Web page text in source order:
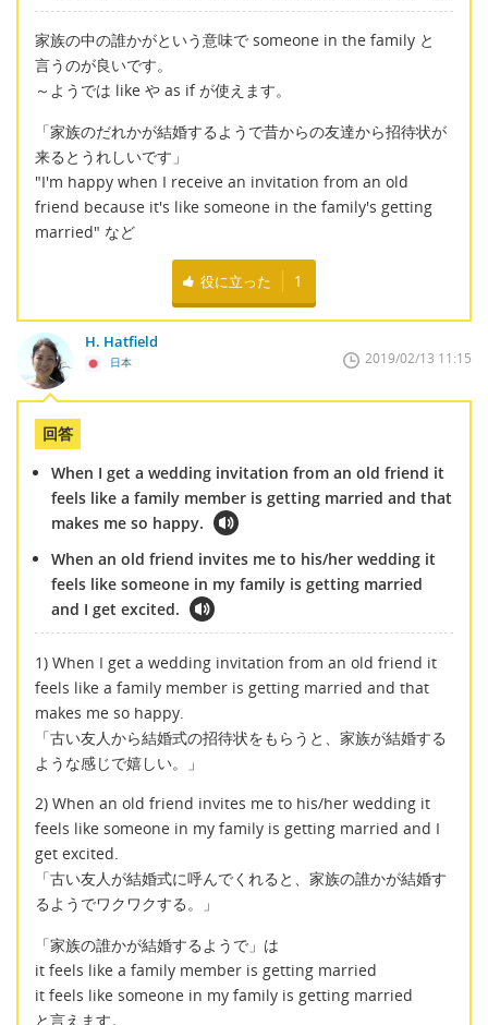
家族の中の誰かがという意味で someone in the family と
言うのが良いです。
～ようでは like や as if が使えます。
「家族のだれかが結婚するようで昔からの友達から招待状が
来るとうれしいです」
"I'm happy when I receive an invitation from an old
friend because it's like someone in the family's getting
married" など
役に立った 1
H. Hatfield
日本 2019/02/13 11:15
回答
When I get a wedding invitation from an old friend it
feels like a family member is getting married and that
makes me so happy.
When an old friend invites me to his/her wedding it
feels like someone in my family is getting married
and I get excited.
1) When I get a wedding invitation from an old friend it
feels like a family member is getting married and that
makes me so happy.
「古い友人から結婚式の招待状をもらうと、家族が結婚する
ような感じで嬉しい。」
2) When an old friend invites me to his/her wedding it
feels like someone in my family is getting married and I
get excited.
「古い友人が結婚式に呼んでくれると、家族の誰かが結婚す
るようでワクワクする。」
「家族の誰かが結婚するようで」は
it feels like a family member is getting married
it feels like someone in my family is getting married
と言えます。